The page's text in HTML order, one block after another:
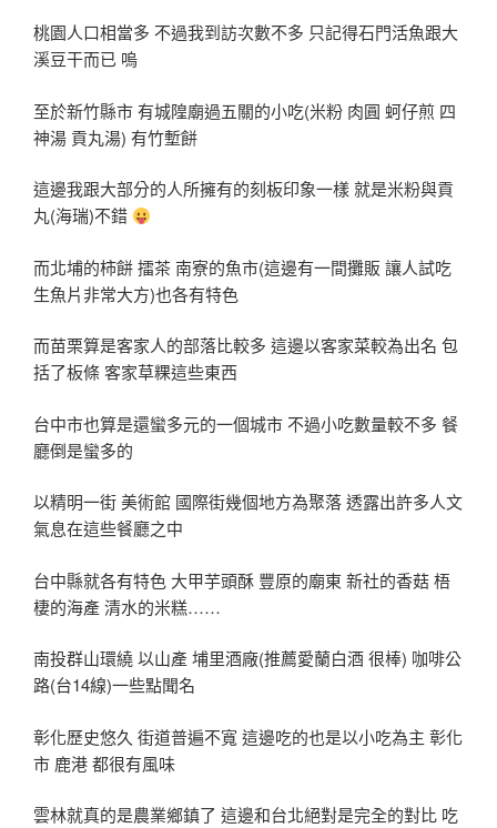
桃園人口相當多 不過我到訪次數不多 只記得石門活魚跟大
溪豆干而已 嗚
至於新竹縣市 有城隍廟過五關的小吃(米粉 肉圓 蚵仔煎 四
神湯 貢丸湯) 有竹塹餅
這邊我跟大部分的人所擁有的刻板印象一樣 就是米粉與貢
丸(海瑞)不錯
而北埔的柿餅 擂茶 南寮的魚市(這邊有一間攤販 讓人試吃
生魚片非常大方)也各有特色
而苗栗算是客家人的部落比較多 這邊以客家菜較為出名 包
括了板條 客家草粿這些東西
台中市也算是還蠻多元的一個城市 不過小吃數量較不多 餐
廳倒是蠻多的
以精明一街 美術館 國際街幾個地方為聚落 透露出許多人文
氣息在這些餐廳之中
台中縣就各有特色 大甲芋頭酥 豐原的廟東 新社的香菇 梧
棲的海產 清水的米糕……
南投群山環繞 以山產 埔里酒廠(推薦愛蘭白酒 很棒) 咖啡公
路(台14線)一些點聞名
彰化歷史悠久 街道普遍不寬 這邊吃的也是以小吃為主 彰化
市 鹿港 都很有風味
雲林就真的是農業鄉鎮了 這邊和台北絕對是完全的對比 吃